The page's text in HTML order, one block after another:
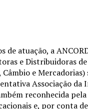
de atuação, a
e Distribuidoras
e Mercadorias)
Associação da
reconhecida
e, por conta